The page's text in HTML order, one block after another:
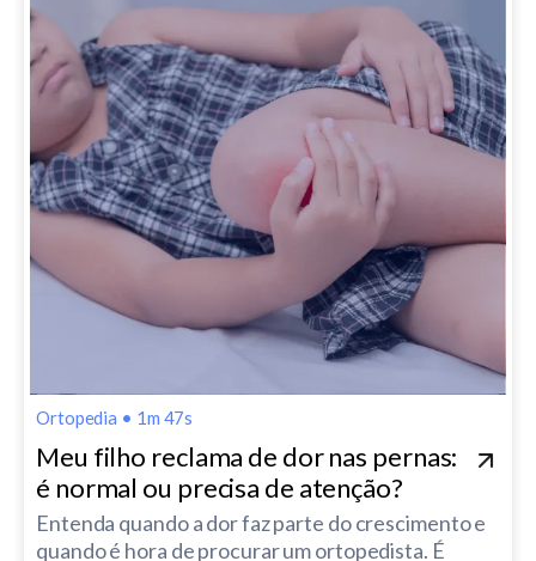
Ortopedia • 1m 47s
Meu filho reclama de dor nas pernas:
é normal ou precisa de atenção?
Entenda quando a dor faz parte do crescimento e
quando é hora de procurar um ortopedista. É